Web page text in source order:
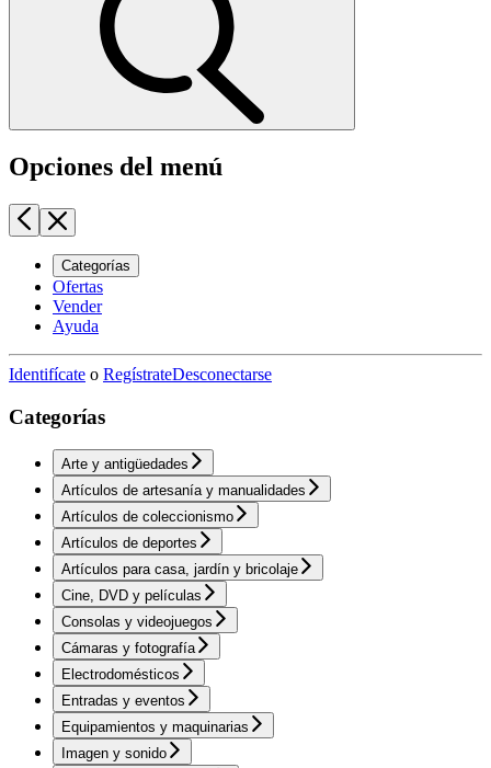
Opciones del menú
Categorías
Ofertas
Vender
Ayuda
Identifícate o RegístrateDesconectarse
Categorías
Arte y antigüedades
Artículos de artesanía y manualidades
Artículos de coleccionismo
Artículos de deportes
Artículos para casa, jardín y bricolaje
Cine, DVD y películas
Consolas y videojuegos
Cámaras y fotografía
Electrodomésticos
Entradas y eventos
Equipamientos y maquinarias
Imagen y sonido